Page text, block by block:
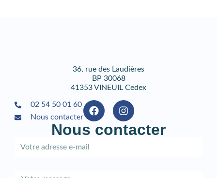
36, rue des Laudières
BP 30068
41353 VINEUIL Cedex
02 54 50 01 60
Nous contacter
Nous contacter